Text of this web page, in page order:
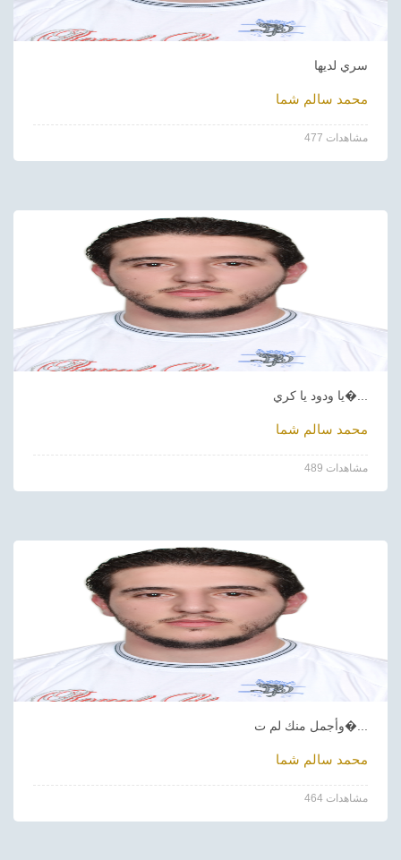
سري لديها
محمد سالم شما
477 مشاهدات
يا ودود يا كري�...
محمد سالم شما
489 مشاهدات
وأجمل منك لم ت�...
محمد سالم شما
464 مشاهدات